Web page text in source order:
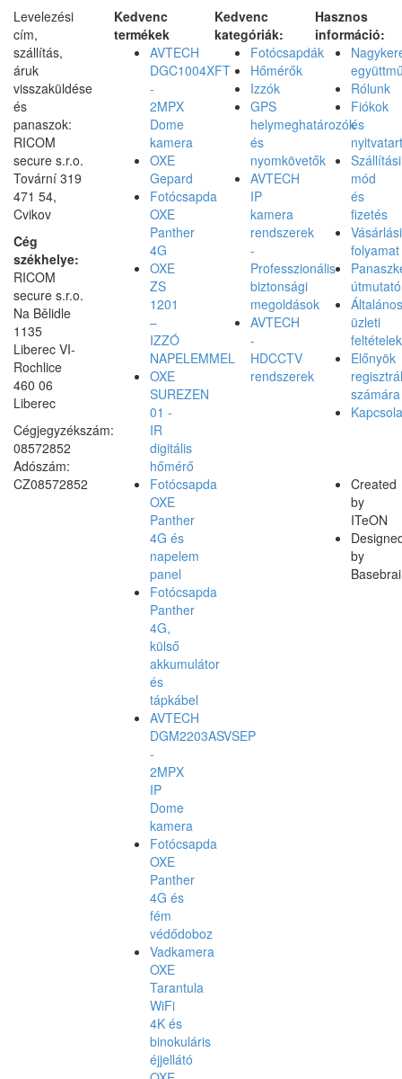
Levelezési
cím,
szállítás,
áruk
visszaküldése
és
panaszok:
RICOM
secure s.r.o.
Tovární 319
471 54,
Cvikov
Cég
székhelye:
RICOM
secure s.r.o.
Na Bělidle
1135
Liberec VI-
Rochlice
460 06
Liberec
Cégjegyzékszám:
08572852
Adószám:
CZ08572852
Kedvenc
termékek
AVTECH
DGC1004XFT
-
2MPX
Dome
kamera
OXE
Gepard
Fotócsapda
OXE
Panther
4G
OXE
ZS
1201
–
IZZÓ
NAPELEMMEL
OXE
SUREZEN
01 -
IR
digitális
hőmérő
Fotócsapda
OXE
Panther
4G és
napelem
panel
Fotócsapda
Panther
4G,
külső
akkumulátor
és
tápkábel
AVTECH
DGM2203ASVSEP
-
2MPX
IP
Dome
kamera
Fotócsapda
OXE
Panther
4G és
fém
védődoboz
Vadkamera
OXE
Tarantula
WiFi
4K és
binokuláris
éjjellátó
Kedvenc
kategóriák:
Fotócsapdák
Hőmérők
Izzók
GPS
helymeghatározók
és
nyomkövetők
AVTECH
IP
kamera
rendszerek
-
Professzionális
biztonsági
megoldások
AVTECH
-
HDCCTV
rendszerek
Hasznos
információ:
Rólunk
Fiókok
és
Szállítási
mód
és
fizetés
Vásárlási
folyamat
útmutató
Általános
üzleti
feltételek
Előnyök
számára
Created
by
ITeON
by